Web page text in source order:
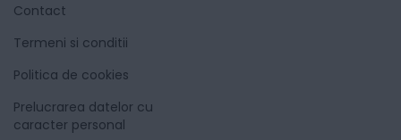
Contact
Termeni si conditii
Politica de cookies
Prelucrarea datelor cu
caracter personal